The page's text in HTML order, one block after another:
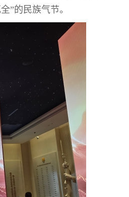
”的民族气节。